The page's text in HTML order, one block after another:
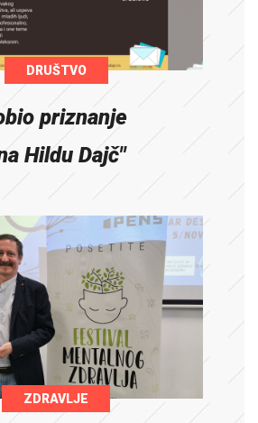
DRUŠTVO
priznanje
Hildu Dajč"
ZDRAVLJE